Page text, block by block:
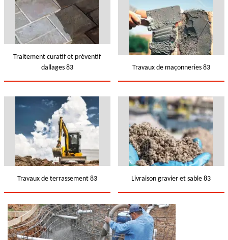
Traitement curatif et préventif
dallages 83
Travaux de maçonneries 83
Travaux de terrassement 83 Livraison gravier et sable 83